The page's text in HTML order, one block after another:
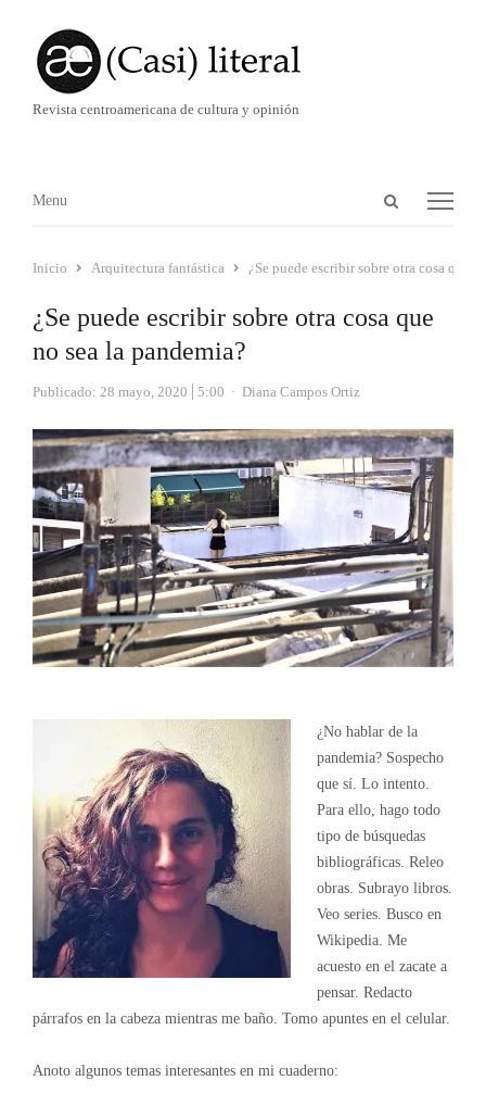
Revista centroamericana de cultura y opinión
Abrir
búsqueda
Menú
Menu
Inicio Arquitectura fantástica ¿Se puede escribir sobre otra cosa que
¿Se puede escribir sobre otra cosa que
no sea la pandemia?
Publicado: 28 mayo, 2020 5:00 Autor
Diana Campos Ortiz
¿No hablar de la
pandemia? Sospecho
que sí. Lo intento.
Para ello, hago todo
tipo de búsquedas
bibliográficas. Releo
obras. Subrayo libros.
Veo series. Busco en
Wikipedia. Me
acuesto en el zacate a
pensar. Redacto
párrafos en la cabeza mientras me baño. Tomo apuntes en el celular.
Anoto algunos temas interesantes en mi cuaderno: